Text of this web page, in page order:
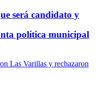
será candidato y
política municipal